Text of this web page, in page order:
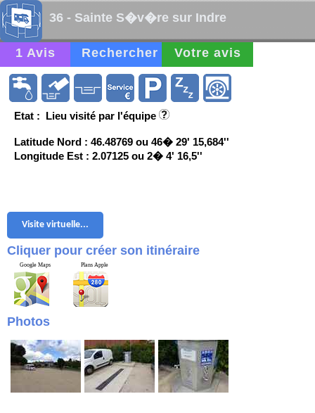
36 - Sainte S�v�re sur Indre
1 Avis Rechercher Votre avis
Etat : Lieu visité par l'équipe
Latitude Nord : 46.48769 ou 46� 29' 15,684''
Longitude Est : 2.07125 ou 2� 4' 16,5''
Visite virtuelle...
Cliquer pour créer son itinéraire
Google Maps Plans Apple
Photos